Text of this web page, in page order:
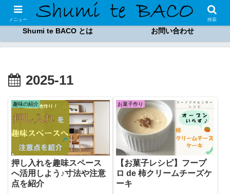
趣味のブログ Shumi te BACO 商品
Shumi te BACO とは お問い合わせ
2025-11
趣味の紹介
押し入れを趣味スペース
へ活用しよう♪寸法や注意
点を紹介
お菓子作り
【お菓子レシピ】フープ
ロ de 柿クリームチーズケ
ーキ
メニュー 検索